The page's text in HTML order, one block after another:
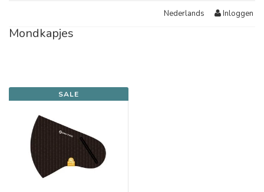
Nederlands Inloggen
Mondkapjes
SALE